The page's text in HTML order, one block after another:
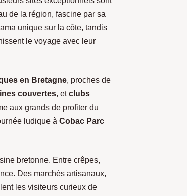
de la région, fascine par sa
unique sur la côte, tandis
le voyage avec leur
en Bretagne, proches de
couvertes, etclubs
aux grands de profiter du
ludique à Cobac Parc
bretonne. Entre crêpes,
Des marchés artisanaux,
les visiteurs curieux de